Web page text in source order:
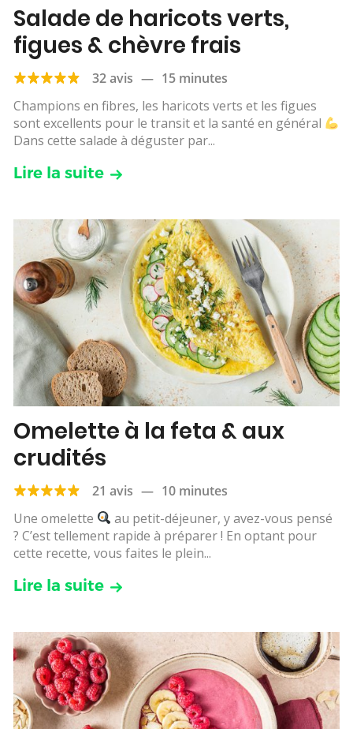
Salade de haricots verts,
figues & chèvre frais
32 avis — 15 minutes
Champions en fibres, les haricots verts et les figues
sont excellents pour le transit et la santé en général
Dans cette salade à déguster par...
Lire la suite
Omelette à la feta & aux
crudités
21 avis — 10 minutes
Une omelette
au petit-déjeuner, y avez-vous pensé
? C’est tellement rapide à préparer ! En optant pour
cette recette, vous faites le plein...
Lire la suite